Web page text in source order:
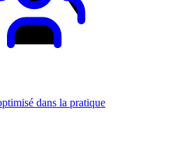
dans la pratique